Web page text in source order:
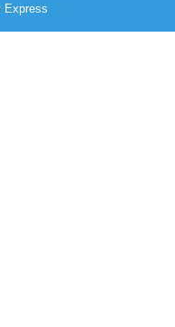
Express